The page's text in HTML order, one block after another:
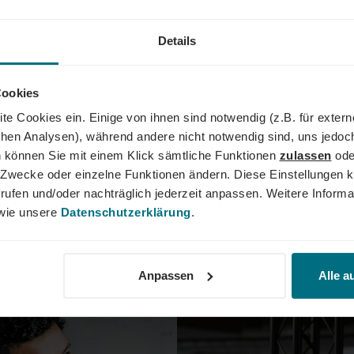
Details
Cookies ein. Einige von ihnen sind notwendig (z.B. für
Analysen), während andere nicht notwendig sind, uns
Sie mit einem Klick sämtliche Funktionen zulassen
oder einzelne Funktionen ändern. Diese Einstellungen
und/oder nachträglich jederzeit anpassen. Weitere
unsere Datenschutzerklärung.
Anpassen Alle
Für Unternehmen
IM
NEUE HIRING-
macht
warum
werden, welche
Studien
2026: WARUM
41% FÜR EINEN
Arbeitszufriedenheits-
zufrieden, gleichzeitig sind